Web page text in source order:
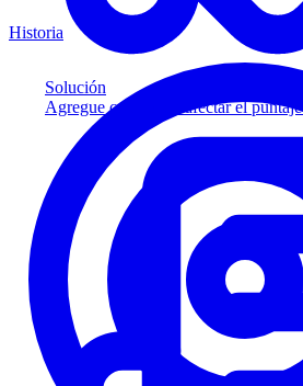
Solución
Agregue crédito sin afectar el
Historia